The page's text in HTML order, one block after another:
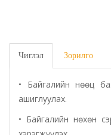
Орхон аймаг
Орхон аймгийн
Санхүүгийн
Стандарт, хэмжил
Чиглэл Зорилго
• Байгалийн нөөц
ашиглуулах.
• Байгалийн нөхөн